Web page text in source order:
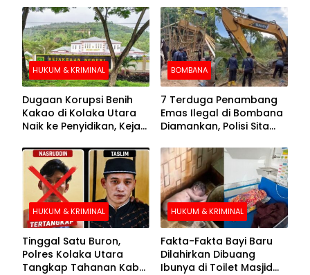
HUKUM & KRIMINAL
Dugaan Korupsi Benih
Kakao di Kolaka Utara
Naik ke Penyidikan, Kejari
BOMBANA
7 Terduga Penambang
Emas Ilegal di Bombana
Diamankan, Polisi Sita
Crusher
HUKUM & KRIMINAL
Tinggal Satu Buron,
Polres Kolaka Utara
Tangkap Tahanan Kabur
HUKUM & KRIMINAL
Fakta-Fakta Bayi Baru
Dilahirkan Dibuang
Ibunya di Toilet Masjid